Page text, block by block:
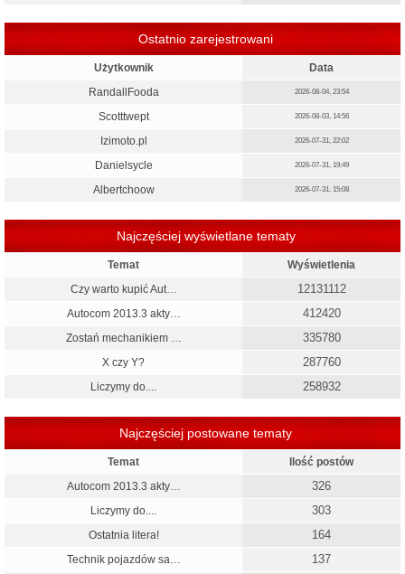
Ostatnio zarejestrowani
Użytkownik
Data
RandallFooda
2026-08-04, 23:54
Scotttwept 2026-08-03, 14:56
Izimoto.pl 2026-07-31, 22:02
Danielsycle 2026-07-31, 19:49
Albertchoow 2026-07-31, 15:08
Najczęściej wyświetlane tematy
Temat
Wyświetlenia
Czy warto kupić Aut…
12131112
Autocom 2013.3 akty… 412420
Zostań mechanikiem … 335780
X czy Y? 287760
Liczymy do.... 258932
Najczęściej postowane tematy
Temat
Ilość postów
Autocom 2013.3 akty…
326
Liczymy do.... 303
Ostatnia litera! 164
Technik pojazdów sa… 137